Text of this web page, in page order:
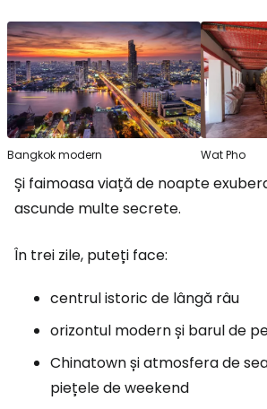
Bangkok modern Wat Pho
Și faimoasa viață de noapte
ascunde multe secrete.
În trei zile, puteți face:
centrul istoric de lângă râu
orizontul modern și barul de
Chinatown și atmosfera de
piețele de weekend